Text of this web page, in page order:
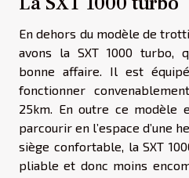
En dehors du modèle de
avons la SXT 1000 turbo,
bonne affaire. Il est
fonctionner
25km. En outre ce
parcourir en l’espace d’une
siège confortable, la SXT
pliable et donc moins